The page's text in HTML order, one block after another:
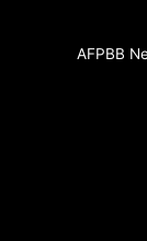
AFPBB